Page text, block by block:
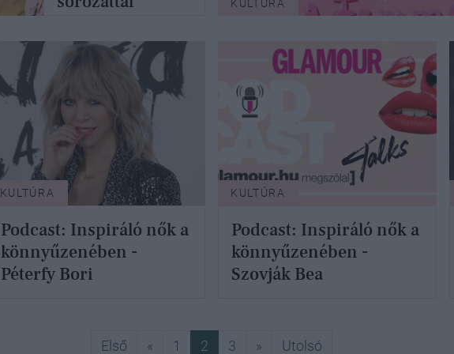
márka!
KULTÚRA
KULTÚRA
Podcast: Inspiráló nők a
könnyűzenében -
Péterfy Bori
KULTÚRA
Podcast: Inspiráló nők a
könnyűzenében -
Szovják Bea
Első Első
« Előző
1 2 3 » Következő
Utolsó